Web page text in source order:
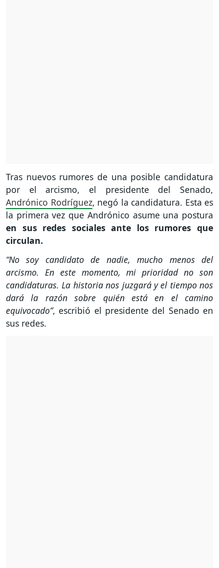
Tras nuevos rumores de una posible candidatura
por el arcismo, el presidente del Senado,
Andrónico Rodríguez, negó la candidatura. Esta es
la primera vez que Andrónico asume una postura
en sus redes sociales ante los rumores que
circulan.
“No soy candidato de nadie, mucho menos del
arcismo. En este momento, mi prioridad no son
candidaturas. La historia nos juzgará y el tiempo nos
dará la razón sobre quién está en el camino
equivocado”, escribió el presidente del Senado en
sus redes.